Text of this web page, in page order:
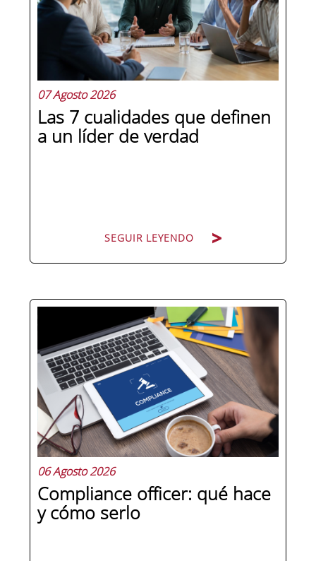
07 Agosto 2026
Las 7 cualidades que definen
a un líder de verdad
SEGUIR LEYENDO
Hay personas que ocupan puestos de
dirección y hay personas que lideran.
La diferencia no está en el cargo ni en
la antigüedad, sino en un conjunto de
competencias que se pueden
aprender, practicar y medir. Si te
preguntas qué separa a un directivo...
06 Agosto 2026
Compliance officer: qué hace
y cómo serlo